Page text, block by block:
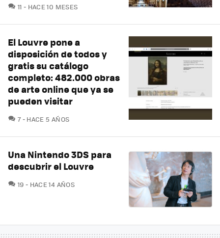
11 COMENTARIOS
HACE 10 MESES
El Louvre pone a
disposición de todos y
gratis su catálogo
completo: 482.000 obras
de arte online que ya se
pueden visitar
7COMENTARIOS
HACE 5 AÑOS
Una Nintendo 3DS para
descubrir el Louvre
19 COMENTARIOS
HACE 14 AÑOS